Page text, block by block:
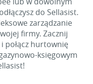
do Sellasist.
zarządzanie
firmy. Zacznij
połącz hurtownię
księgowym